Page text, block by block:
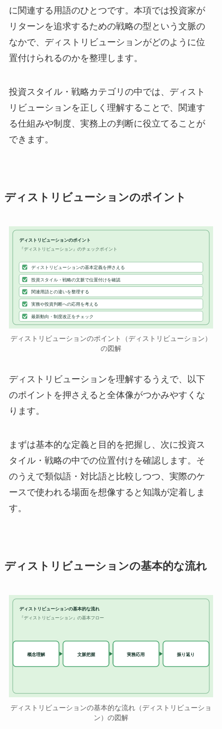
に関連する用語のひとつです。本項では投資家が
リターンを追求するための戦略の型という文脈の
なかで、ディストリビューションがどのように位
置付けられるのかを整理します。
投資スタイル・戦略カテゴリの中では、ディスト
リビューションを正しく理解することで、関連す
る仕組みや制度、実務上の判断に役立てることが
できます。
ディストリビューションのポイント
ディストリビューションのポイント
『ディストリビューション』のチェックポイント
ディストリビューションの基本定義を押さえる
投資スタイル・戦略の文脈で位置付けを確認
関連用語との違いを整理する
実務や投資判断への応用を考える
最新動向・制度改正をチェック
ディストリビューションのポイント（ディストリビューション）
の図解
ディストリビューションを理解するうえで、以下
のポイントを押さえると全体像がつかみやすくな
ります。
まずは基本的な定義と目的を把握し、次に投資ス
タイル・戦略の中での位置付けを確認します。そ
のうえで類似語・対比語と比較しつつ、実際のケ
ースで使われる場面を想像すると知識が定着しま
す。
ディストリビューションの基本的な流れ
ディストリビューションの基本的な流れ
『ディストリビューション』の基本フロー
概念理解 文脈把握 実務応用 振り返り
ディストリビューションの基本的な流れ（ディストリビューショ
ン）の図解